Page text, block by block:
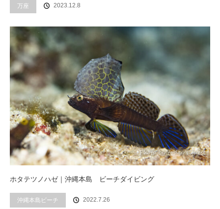
万座 2023.12.8
ホタテツノハゼ｜沖縄本島 ビーチダイビング
沖縄本島ビーチ 2022.7.26